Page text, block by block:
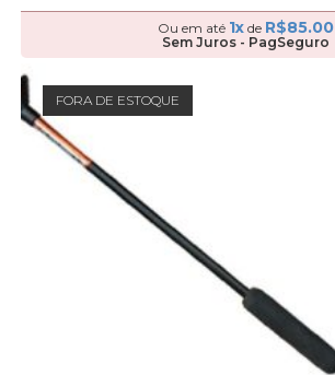
Ou em até 1xde R$85.00
Sem Juros - PagSeguro
FORA DE ESTOQUE